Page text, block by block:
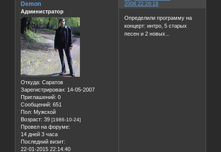
2008 22:28:18
Demon
Администратор
Откуда: Саратов
Зарегистрирован: 14-05-2007
Приглашений: 0
Сообщений: 651
Пол: Мужской
Возраст: 39 [1986-10-24]
Провел на форуме:
14 дней 3 часа
Последний визит:
22-01-2015 22:14:40
Определили программу на
концерт: интро, 5 старых
песен и 2 новых...